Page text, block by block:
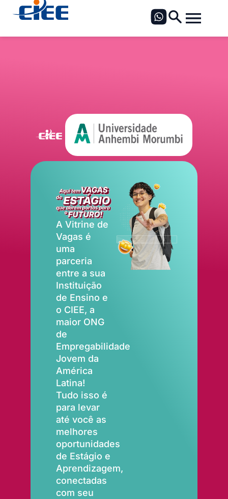
A Vitrine de
Vagas é
uma
parceria
entre a sua
Instituição
de Ensino e
o CIEE, a
maior ONG
de
Empregabilidade
Jovem da
América
Latina!
Tudo isso é
para levar
até você as
melhores
oportunidades
de Estágio e
Aprendizagem,
conectadas
com seu